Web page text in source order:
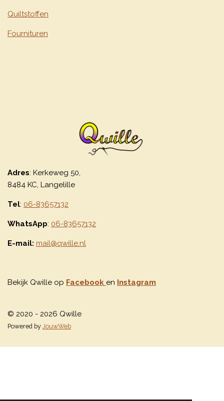
Quiltstoffen
Fournituren
Adres: Kerkeweg 50,
8484 KC, Langelille
Tel: 06-83657132
WhatsApp: 06-83657132
E-mail: mail@qwille.nl
Bekijk Qwille op Facebook en Instagram
© 2020 - 2026 Qwille
Powered by JouwWeb